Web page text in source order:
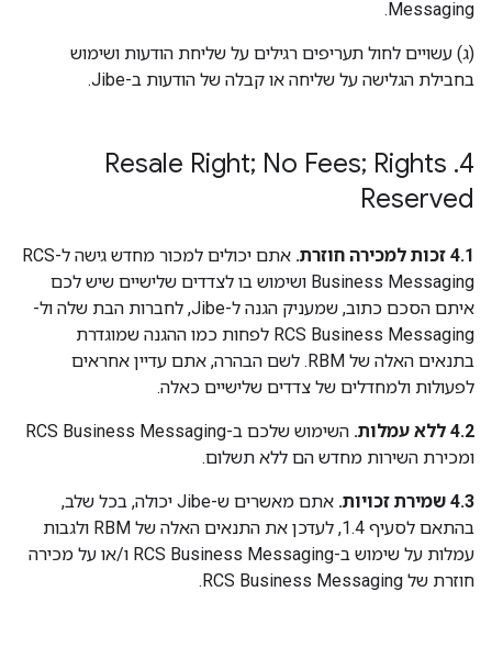
Messaging.
‫(ג) עשויים לחול תעריפים רגילים על שליחת הודעות ושימוש
בחבילת הגלישה על שליחה או קבלה של הודעות ב-Jibe.
4
.
Resale Right; No Fees; Rights
Reserved
4.1 זכות למכירה חוזרת.
אתם יכולים למכור מחדש גישה ל-RCS
Business Messaging ושימוש בו לצדדים שלישיים שיש לכם
איתם הסכם כתוב, שמעניק הגנה ל-Jibe, לחברות הבת שלה ול-
RCS Business Messaging לפחות כמו ההגנה שמוגדרת
בתנאים האלה של RBM. לשם הבהרה, אתם עדיין אחראים
לפעולות ולמחדלים של צדדים שלישיים כאלה.
4.2 ללא עמלות.
השימוש שלכם ב-RCS Business Messaging
ומכירת השירות מחדש הם ללא תשלום.
4.3 שמירת זכויות.
אתם מאשרים ש-Jibe יכולה, בכל שלב,
בהתאם לסעיף 1.4, לעדכן את התנאים האלה של RBM ולגבות
עמלות על שימוש ב-RCS Business Messaging ו/או על מכירה
חוזרת של RCS Business Messaging.